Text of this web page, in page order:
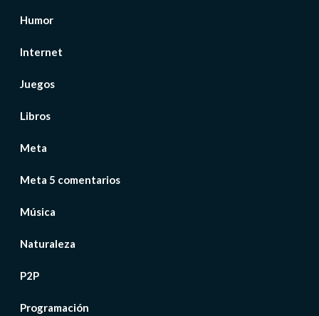
Humor
Internet
Juegos
Libros
Meta
Meta 5 comentarios
Música
Naturaleza
P2P
Programación